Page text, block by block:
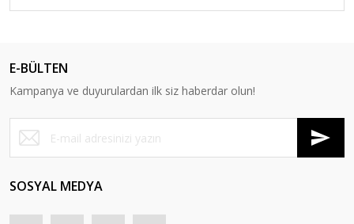
E-BÜLTEN
Kampanya ve duyurulardan ilk siz haberdar olun!
SOSYAL MEDYA